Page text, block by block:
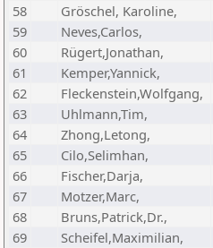
58
Gröschel, Karoline,
59
Neves,Carlos,
60
Rügert,Jonathan,
61
Kemper,Yannick,
62
Fleckenstein,Wolfgang,
63
Uhlmann,Tim,
64
Zhong,Letong,
65
Cilo,Selimhan,
66
Fischer,Darja,
67
Motzer,Marc,
68
Bruns,Patrick,Dr.,
69
Scheifel,Maximilian,